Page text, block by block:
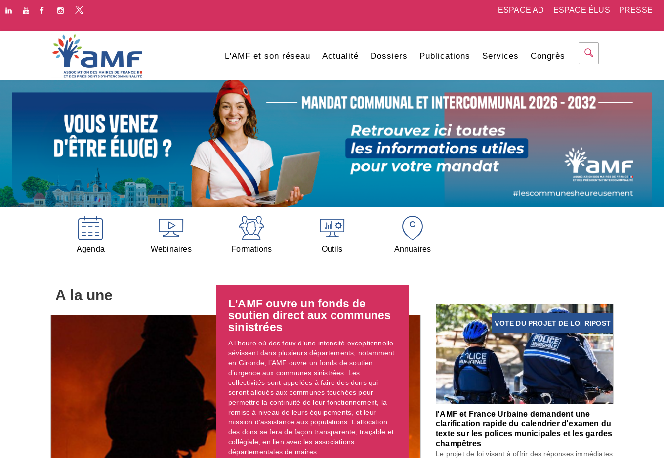
PRESSE
ESPACE ÉLUS
ESPACE AD
L'AMF et son réseau Actualité Dossiers Publications Services Congrès
Agenda Webinaires Formations Outils Annuaires
A la une
L'AMF ouvre un fonds de
soutien direct aux communes
sinistrées
A l’heure où des feux d’une intensité exceptionnelle
sévissent dans plusieurs départements, notamment
en Gironde, l’AMF ouvre un fonds de soutien
d’urgence aux communes sinistrées. Les
collectivités sont appelées à faire des dons qui
seront alloués aux communes touchées pour
permettre la continuité de leur fonctionnement, la
remise à niveau de leurs équipements, et leur
mission d’assistance aux populations. L’allocation
des dons se fera de façon transparente, traçable et
collégiale, en lien avec les associations
départementales de maires. ...
VOTE DU PROJET DE LOI RIPOST
l'AMF et France Urbaine demandent une
clarification rapide du calendrier d'examen du
texte sur les polices municipales et les gardes
champêtres
Le projet de loi visant à offrir des réponses immédiates